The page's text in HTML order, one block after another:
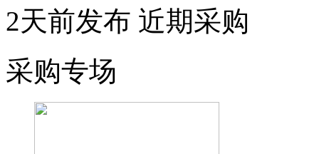
2天前发布 近期采购
采购专场